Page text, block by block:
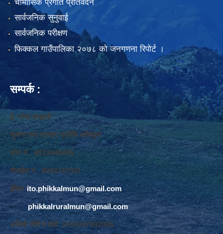
चौमासिक प्रगति प्रतिवेदन
सार्वजनिक सुनुवाई
सार्वजनिक परीक्षण
फिक्कल गाउँपालिका २०७८ को जनगणना रिपोर्ट ।
सम्पर्क :
ई. नरेश बराइली
सुचना तथा सञ्‍चार प्रविधि अधिकृत
फोन नं. 9813445685
मोवाईल नं. 9843747501
ईमेलः ito.phikkalmun@gmail.com
phikkalruralmun@gmail.com
अडियो नोटिस वोर्डः 1610047692026